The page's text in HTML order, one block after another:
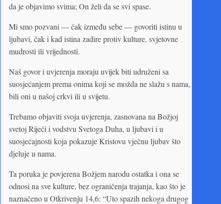
da je objavimo svima; On želi da se svi spase.
Mi smo pozvani — čak između sebe — govoriti istinu u
ljubavi, čak i kad istina zadire protiv kulture, svjetovne
mudrosti ili vrijednosti.
Naš govor i uvjerenja moraju uvijek biti udruženi sa
suosjećanjem prema onima koji se možda ne slažu s nama,
bili oni u našoj crkvi ili u svijetu.
Trebamo objaviti svoja uvjerenja, zasnovana na Božjoj
svetoj Riječi i vodstvu Svetoga Duha, u ljubavi i u
suosjećajnosti koja pokazuje Kristovu vječnu ljubav što
djeluje u nama.
Ta poruka je povjerena Božjem narodu ostatka i ona se
odnosi na sve kulture, bez ograničenja trajanja, kao što je
naznačeno u Otkrivenju 14,6: “Uto spazih nekoga drugog